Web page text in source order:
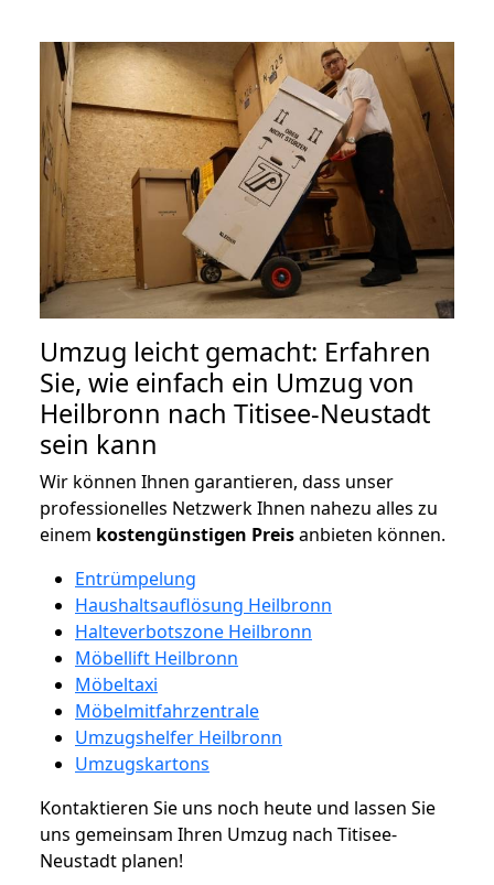
Umzug leicht gemacht: Erfahren
Sie, wie einfach ein Umzug von
Heilbronn nach Titisee-Neustadt
sein kann
Wir können Ihnen garantieren, dass unser
professionelles Netzwerk Ihnen nahezu alles zu
einem kostengünstigen Preisanbieten können.
Entrümpelung
Haushaltsauflösung Heilbronn
Halteverbotszone Heilbronn
Möbellift Heilbronn
Möbeltaxi
Möbelmitfahrzentrale
Umzugshelfer Heilbronn
Umzugskartons
Kontaktieren Sie uns noch heute und lassen Sie
uns gemeinsam Ihren Umzug nach Titisee-
Neustadt planen!